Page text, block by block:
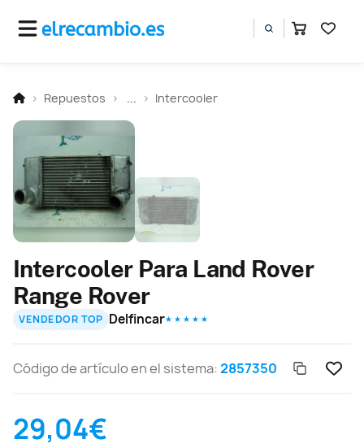
Repuestos Intercooler
Intercooler Para Land Rover
Range Rover
VENDEDOR TOP Delfincar★ ★ ★ ★ ★
Código de artículo en el sistema:2857350
29,04€